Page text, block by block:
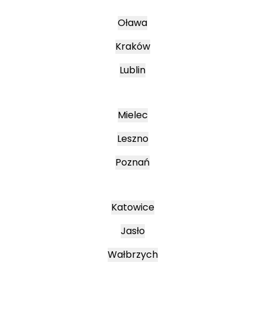
Oława
Kraków
Lublin
Mielec
Leszno
Poznań
Katowice
Jasło
Wałbrzych